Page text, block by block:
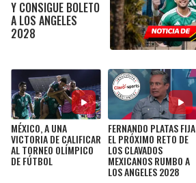
LIGA MX
SELECCIÓN MEXICANA
CONCACHAMPIONS
FÚTBOL DE ESTUFA
FÚTBOL FEMENIL
LIGA DE EXPANSIÓN MX
LALIGA
SERIE A
BUNDESLIGA
LIGUE 1
UEFA EUROPA LEAGUE
NASCAR
DOLPHINS
JETS
BRONCOS
NETS
76ERS
RAPTORS
MLB
TENIS
GOLF
UFC
MÚSICA
VIDEOJUEGOS
Y CONSIGUE BOLETO
A LOS ANGELES
2028
MÉXICO, A UNA
VICTORIA DE CALIFICAR
AL TORNEO OLÍMPICO
DE FÚTBOL
FERNANDO PLATAS FIJA
EL PRÓXIMO RETO DE
LOS CLAVADOS
MEXICANOS RUMBO A
LOS ANGELES 2028